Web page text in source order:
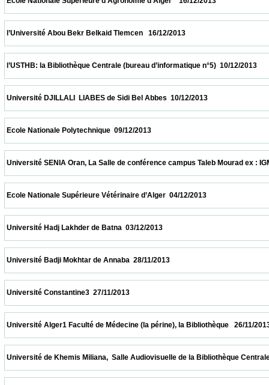
l’Université Abou Bekr Belkaid Tlemcen   16/12/2013
l’USTHB: la Bibliothèque Centrale (bureau d’informatique n°5)
Université DJILLALI  LIABES de Sidi Bel Abbes  10/12/2013
Ecole Nationale Polytechnique  09/12/2013
Université SENIA Oran, La Salle de conférence campus Taleb
Ecole Nationale Supérieure Vétérinaire d’Alger  04/12/2013
Université Hadj Lakhder de Batna  03/12/2013
Université Badji Mokhtar de Annaba  28/11/2013
Université Constantine3  27/11/2013
Université Alger1 Faculté de Médecine (la périne), la
Université de Khemis Miliana,  Salle Audiovisuelle de la